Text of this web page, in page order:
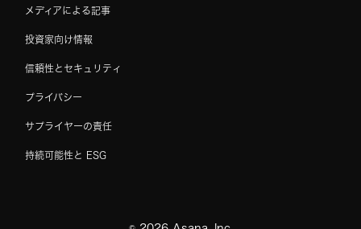
メディアによる記事
投資家向け情報
信頼性とセキュリティ
プライバシー
サプライヤーの責任
持続可能性と ESG